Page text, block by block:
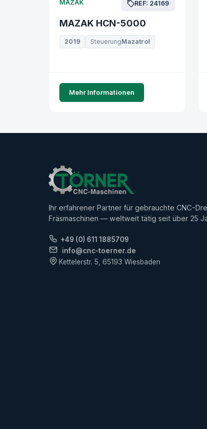
MAZAK REF: 24169
MAZAK HCN-5000
2019 SteuerungMazatrol
Mehr Informationen
Ihr erfahrener Partner für gebrauchte CNC-
Fräsmaschinen — weltweit tätig seit über 25
+49 (0) 611 1885709
info@cnc-toerner.de
Kettelerstr. 5, 65193 Wiesbaden